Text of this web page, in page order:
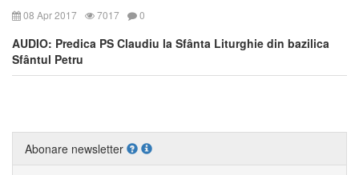
08 Apr 2017 7017 0
AUDIO: Predica PS Claudiu la Sfânta Liturghie din bazilica
Sfântul Petru
Abonare newsletter